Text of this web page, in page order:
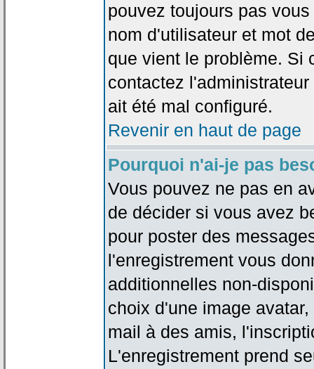
pouvez toujours pas
nom d'utilisateur et mot
que vient le problème. Si
contactez
ait été mal configuré.
Revenir en haut de page
Pourquoi n'ai-je pas
Vous pouvez ne pas en
de décider si vous avez
pour poster des
l'enregistrement vous
additionnelles non-
choix d'une image
mail à des amis,
L'enregistrement prend